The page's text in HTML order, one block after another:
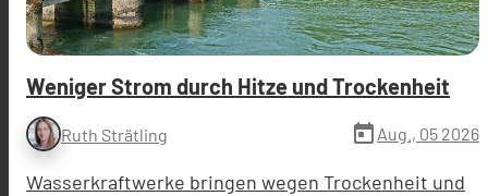
Weniger Strom durch Hitze und Trockenheit
Ruth Strätling today Aug., 05 2026
Wasserkraftwerke bringen wegen Trockenheit und